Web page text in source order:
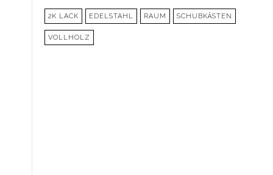
2K LACK EDELSTAHL RAUM SCHUBKÄSTEN
VOLLHOLZ